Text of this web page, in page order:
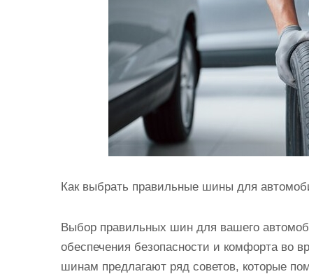
Как выбрать правильные шины для
Выбор правильных шин для вашего
обеспечения безопасности и комфорта во
шинам предлагают ряд советов, которые